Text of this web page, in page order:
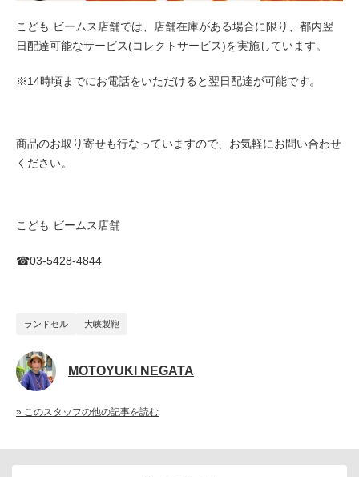
こども ビームス店舗では、店舗在庫がある場合に限り、都内翌
日配達可能なサービス(コレクトサービス)を実施しています。
※14時頃までにお電話をいただけると翌日配達が可能です。
商品のお取り寄せも行なっていますので、お気軽にお問い合わせ
ください。
こども ビームス店舗
☎︎03-5428-4844
ランドセル 大峡製鞄
MOTOYUKI NEGATA
» このスタッフの他の記事を読む